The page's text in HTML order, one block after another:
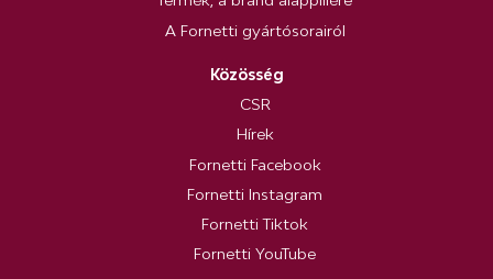
A Fornetti gyártósorairól
Közösség
CSR
Hírek
Fornetti Facebook
Fornetti Instagram
Fornetti Tiktok
Fornetti YouTube